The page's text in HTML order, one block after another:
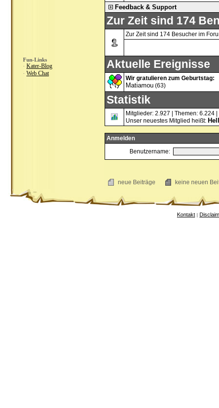
Fun-Links
· Kater-Blog
· Web Chat
Feedback & Support
Zur Zeit sind 174
Zur Zeit sind 174 Besucher im
Aktuelle Ereignisse
Wir gratulieren zum Geburtstag:
Matiamou (63)
Statistik
Mitglieder: 2.927 | Themen: 6.224
Unser neuestes Mitglied heißt:
Anmelden
Benutzername:
neue Beiträge keine neuen
Kontakt |